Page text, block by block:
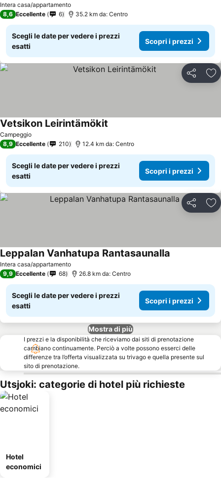
Intera casa/appartamento
8,6 Eccellente 6 35.2 km da: Centro
Scegli le date per vedere i prezzi
esatti
Scopri i prezzi
Condividi
Campeggio
Vetsikon Leirintämökit
8,9 Eccellente 210 12.4 km da: Centro
Scegli le date per vedere i prezzi
esatti
Scopri i prezzi
Condividi
Intera casa/appartamento
Leppalan Vanhatupa Rantasaunalla
9,9 Eccellente 68 26.8 km da: Centro
Scegli le date per vedere i prezzi
esatti
Scopri i prezzi
Mostra di più
I prezzi e la disponibilità che riceviamo dai siti di prenotazione
cambiano continuamente. Perciò a volte possono esserci delle
differenze tra l’offerta visualizzata su trivago e quella presente sul
sito di prenotazione.
Utsjoki: categorie di hotel più richieste
Hotel
economici